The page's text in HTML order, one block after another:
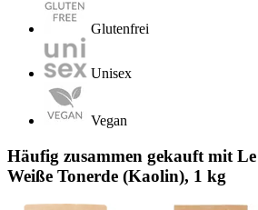
Glutenfrei
Unisex
Vegan
Häufig zusammen gekauft mit
Weiße Tonerde (Kaolin), 1 kg